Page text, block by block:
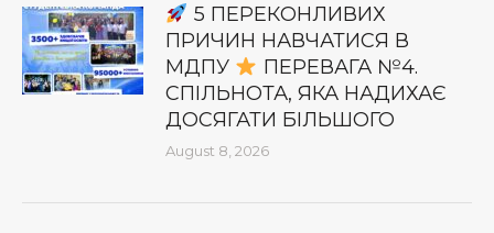
5 ПЕРЕКОНЛИВИХ
ПРИЧИН НАВЧАТИСЯ В
МДПУ
ПЕРЕВАГА №4.
СПІЛЬНОТА, ЯКА НАДИХАЄ
ДОСЯГАТИ БІЛЬШОГО
August 8, 2026